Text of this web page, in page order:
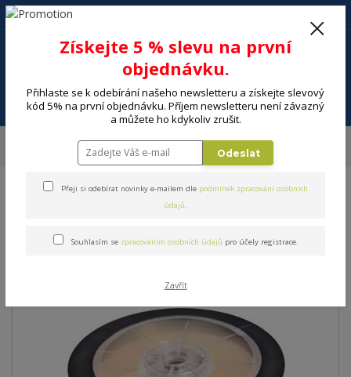
Menu
+420 602 494 600
DVD-R 4,7GB 16x, 25KS
Média MAXELL DVD-R 4,7GB
16x, 25KS
Získejte 5 % slevu na první
objednávku.
Přihlaste se k odebírání našeho newsletteru a získejte slevový
kód 5% na první objednávku. Příjem newsletteru není závazný
a můžete ho kdykoliv zrušit.
Odeslat
Přeji si odebírat novinky e-mailem dle podmínek zpracování osobních
údajů.
Souhlasím se zpracováním osobních údajů pro účely registrace.
Zavřít